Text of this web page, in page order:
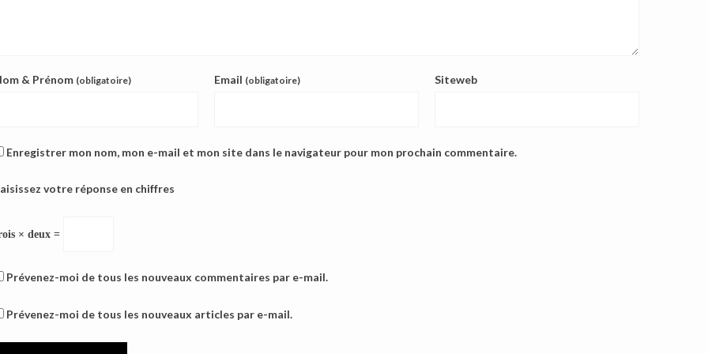
& Prénom (obligatoire) Email (obligatoire) Siteweb
Enregistrer mon nom, mon e-mail et mon site dans le navigateur pour mon prochain commentaire.
votre réponse en chiffres
× deux =
Prévenez-moi de tous les nouveaux commentaires par e-mail.
Prévenez-moi de tous les nouveaux articles par e-mail.